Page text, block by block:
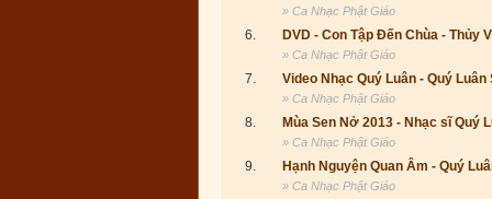
» Ca Nhạc Phật Giáo
6. DVD - Con Tập Đến Chùa - Thủy
» Ca Nhạc Phật Giáo
7. Video Nhạc Quý Luân - Quý Luân
» Ca Nhạc Phật Giáo
8. Mùa Sen Nở 2013 - Nhạc sĩ Quý
» Ca Nhạc Phật Giáo
9. Hạnh Nguyện Quan Âm - Quý
» Ca Nhạc Phật Giáo